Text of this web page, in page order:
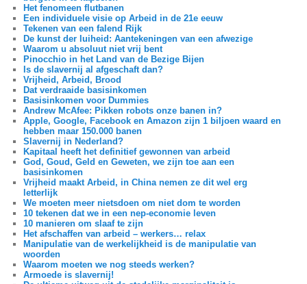
Het fenomeen flutbanen
Een individuele visie op Arbeid in de 21e eeuw
Tekenen van een falend Rijk
De kunst der luiheid: Aantekeningen van een afwezige
Waarom u absoluut niet vrij bent
Pinocchio in het Land van de Bezige Bijen
Is de slavernij al afgeschaft dan?
Vrijheid, Arbeid, Brood
Dat verdraaide basisinkomen
Basisinkomen voor Dummies
Andrew McAfee: Pikken robots onze banen in?
Apple, Google, Facebook en Amazon zijn 1 biljoen waard en
hebben maar 150.000 banen
Slavernij in Nederland?
Kapitaal heeft het definitief gewonnen van arbeid
God, Goud, Geld en Geweten, we zijn toe aan een
basisinkomen
Vrijheid maakt Arbeid, in China nemen ze dit wel erg
letterlijk
We moeten meer nietsdoen om niet dom te worden
10 tekenen dat we in een nep-economie leven
10 manieren om slaaf te zijn
Het afschaffen van arbeid – werkers… relax
Manipulatie van de werkelijkheid is de manipulatie van
woorden
Waarom moeten we nog steeds werken?
Armoede is slavernij!